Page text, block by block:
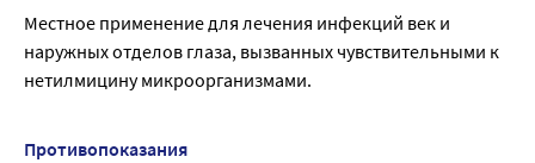
Местное применение для лечения инфекций век и
наружных отделов глаза, вызванных чувствительными к
нетилмицину микроорганизмами.
Противопоказания